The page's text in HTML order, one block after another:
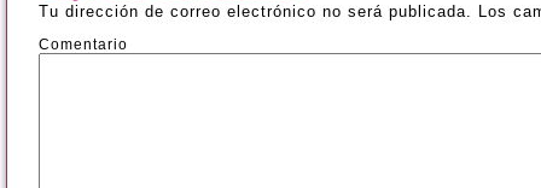
Tu dirección de correo electrónico no será publicada. Los
Comentario